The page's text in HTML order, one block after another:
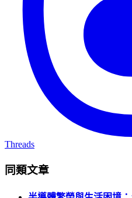
Threads
同類文章